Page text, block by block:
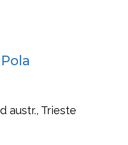
austr., Trieste